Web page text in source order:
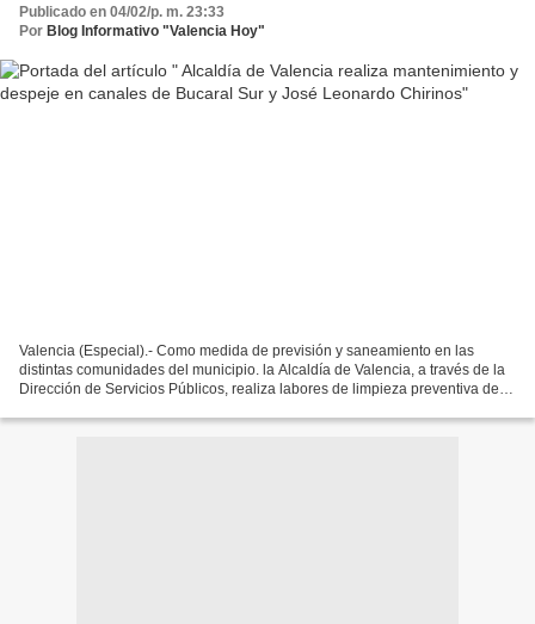
Publicado en 04/02/p. m. 23:33
Por Blog Informativo "Valencia Hoy"
Valencia (Especial).- Como medida de previsión y saneamiento en las
distintas comunidades del municipio. la Alcaldía de Valencia, a través de la
Dirección de Servicios Públicos, realiza labores de limpieza preventiva de